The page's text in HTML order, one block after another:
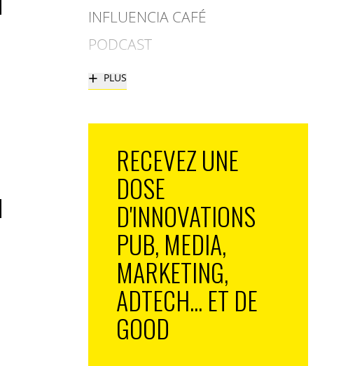
INFLUENCIA CAFÉ
PODCAST
+ PLUS
RECEVEZ UNE
DOSE
D'INNOVATIONS
PUB, MEDIA,
MARKETING,
ADTECH... ET DE
GOOD